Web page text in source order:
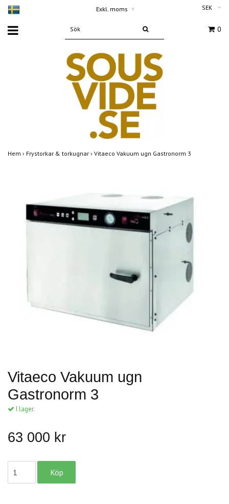
Exkl. moms ▾ SEK
0
Hem › Frystorkar & torkugnar › Vitaeco Vakuum ugn Gastronorm 3
Vitaeco Vakuum ugn
Gastronorm 3
I lager.
63 000 kr